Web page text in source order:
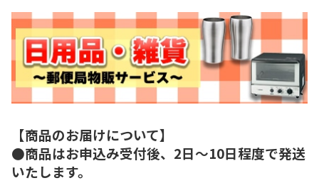
【商品のお届けについて】
●商品はお申込み受付後、2日～10日程度で発送
いたします。